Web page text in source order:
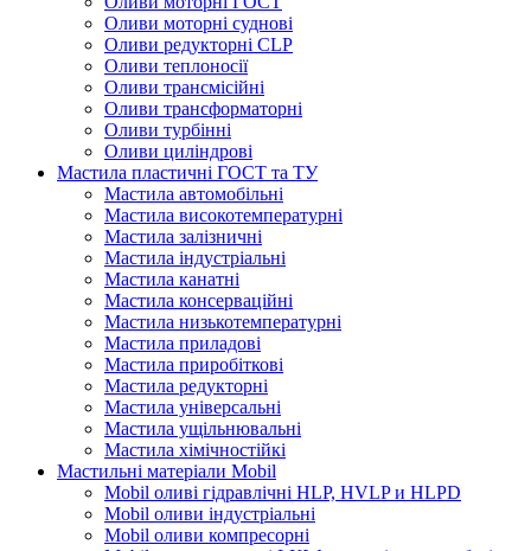
Оливи моторні суднові
Оливи редукторні CLP
Оливи теплоносії
Оливи трансмісійні
Оливи трансформаторні
Оливи турбінні
Оливи циліндрові
Мастила пластичні ГОСТ та ТУ
Мастила автомобільні
Мастила високотемпературні
Мастила залізничні
Мастила індустріальні
Мастила канатні
Мастила консерваційні
Мастила низькотемпературні
Мастила приладові
Мастила приробіткові
Мастила редукторні
Мастила універсальні
Мастила ущільнювальні
Мастила хімічностійкі
Мастильні матеріали Mobil
Mobil оливі гідравлічні HLP, HVLP и HLPD
Mobil оливи індустріальні
Mobil оливи компресорні